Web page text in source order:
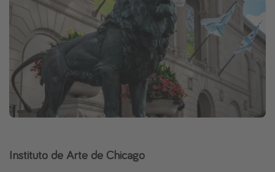
Instituto de Arte de Chicago